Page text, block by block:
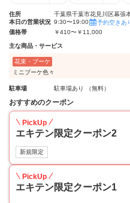
住所
千葉県千葉市花見川区幕張
本日の営業状況 9:30〜19:00
予約空きあ
価格帯
￥410〜￥11,000
主な商品・サービス
花束・ブーケ
ミニブーケ色々
駐車場 駐車場あり （無料）
おすすめのクーポン
PickUp
エキテン限定クーポン2
新規限定
PickUp
エキテン限定クーポン1